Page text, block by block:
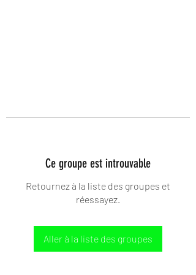
Ce groupe est introuvable
Retournez à la liste des groupes et
réessayez.
Aller à la liste des groupes